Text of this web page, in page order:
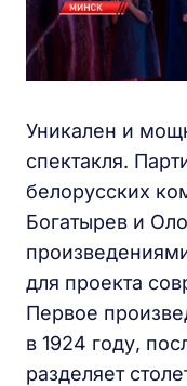
Уникален и
спектакля.
белорусских
Богатырев и
для проекта
Первое
в 1924 году,
разделяет